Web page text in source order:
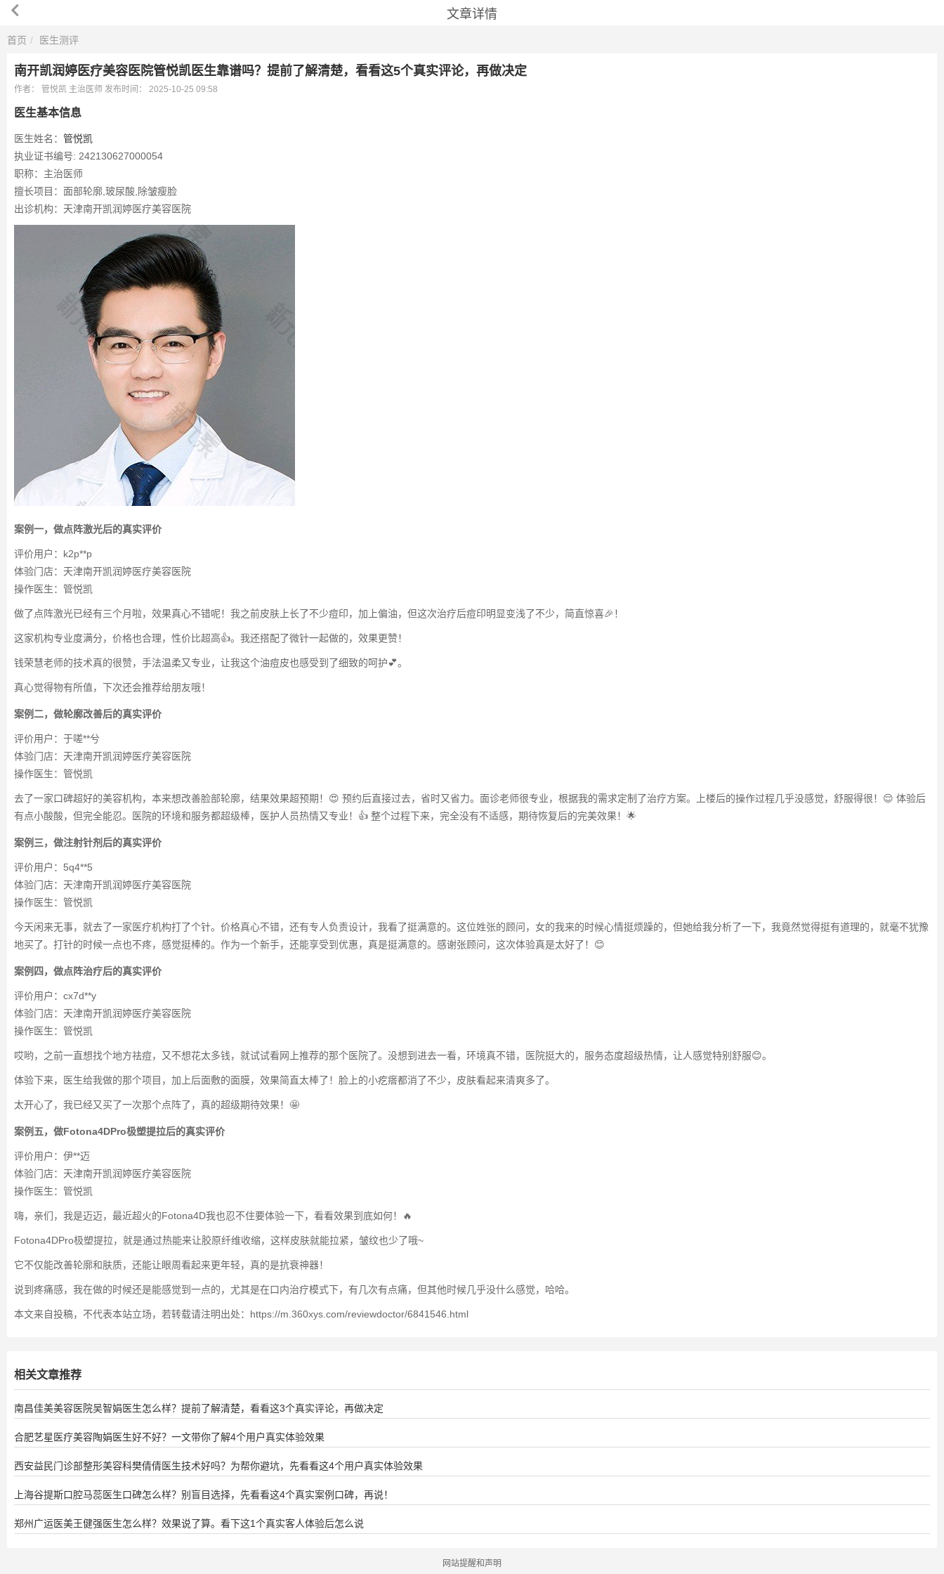
文章详情
首页 医生测评
南开凯润婷医疗美容医院管悦凯医生靠谱吗？提前了解清楚，看看这5个真实评论，再做决定
作者： 管悦凯 主治医师 发布时间： 2025-10-25 09:58
医生基本信息
医生姓名： 管悦凯
执业证书编号: 242130627000054
职称：主治医师
擅长项目：面部轮廓,玻尿酸,除皱瘦脸
出诊机构：天津南开凯润婷医疗美容医院
案例一，做点阵激光后的真实评价
评价用户：k2p**p
体验门店：天津南开凯润婷医疗美容医院
操作医生：管悦凯
做了点阵激光已经有三个月啦，效果真心不错呢！我之前皮肤上长了不少痘印，加上偏油，但这次治疗后痘印明显变浅了不少，简直惊喜🎉！
这家机构专业度满分，价格也合理，性价比超高👍。我还搭配了微针一起做的，效果更赞！
钱荣慧老师的技术真的很赞，手法温柔又专业，让我这个油痘皮也感受到了细致的呵护💕。
真心觉得物有所值，下次还会推荐给朋友哦！
案例二，做轮廓改善后的真实评价
评价用户：于嗟**兮
体验门店：天津南开凯润婷医疗美容医院
操作医生：管悦凯
去了一家口碑超好的美容机构，本来想改善脸部轮廓，结果效果超预期！😍 预约后直接过去，省时又省力。面诊老师很专业，根据我的需求定制了治疗方案。上楼后的操作过程几乎没感觉，舒服得很！😌 体验后
有点小酸酸，但完全能忍。医院的环境和服务都超级棒，医护人员热情又专业！👍 整个过程下来，完全没有不适感，期待恢复后的完美效果！🌟
案例三，做注射针剂后的真实评价
评价用户：5q4**5
体验门店：天津南开凯润婷医疗美容医院
操作医生：管悦凯
今天闲来无事，就去了一家医疗机构打了个针。价格真心不错，还有专人负责设计，我看了挺满意的。这位姓张的顾问，女的我来的时候心情挺烦躁的，但她给我分析了一下，我竟然觉得挺有道理的，就毫不犹豫
地买了。打针的时候一点也不疼，感觉挺棒的。作为一个新手，还能享受到优惠，真是挺满意的。感谢张顾问，这次体验真是太好了！😊
案例四，做点阵治疗后的真实评价
评价用户：cx7d**y
体验门店：天津南开凯润婷医疗美容医院
操作医生：管悦凯
哎哟，之前一直想找个地方祛痘，又不想花太多钱，就试试看网上推荐的那个医院了。没想到进去一看，环境真不错，医院挺大的，服务态度超级热情，让人感觉特别舒服😊。
体验下来，医生给我做的那个项目，加上后面敷的面膜，效果简直太棒了！脸上的小疙瘩都消了不少，皮肤看起来清爽多了。
太开心了，我已经又买了一次那个点阵了，真的超级期待效果！🤩
案例五，做Fotona4DPro极塑提拉后的真实评价
评价用户：伊**迈
体验门店：天津南开凯润婷医疗美容医院
操作医生：管悦凯
嗨，亲们，我是迈迈，最近超火的Fotona4D我也忍不住要体验一下，看看效果到底如何！🔥
Fotona4DPro极塑提拉，就是通过热能来让胶原纤维收缩，这样皮肤就能拉紧，皱纹也少了哦~
它不仅能改善轮廓和肤质，还能让眼周看起来更年轻，真的是抗衰神器！
说到疼痛感，我在做的时候还是能感觉到一点的，尤其是在口内治疗模式下，有几次有点痛，但其他时候几乎没什么感觉，哈哈。
本文来自投稿，不代表本站立场，若转载请注明出处：https://m.360xys.com/reviewdoctor/6841546.html
相关文章推荐
南昌佳美美容医院吴智娟医生怎么样？提前了解清楚，看看这3个真实评论，再做决定
合肥艺星医疗美容陶娟医生好不好？一文带你了解4个用户真实体验效果
西安益民门诊部整形美容科樊倩倩医生技术好吗？为帮你避坑，先看看这4个用户真实体验效果
上海谷提斯口腔马蕊医生口碑怎么样？别盲目选择，先看看这4个真实案例口碑，再说！
郑州广运医美王健强医生怎么样？效果说了算。看下这1个真实客人体验后怎么说
网站提醒和声明